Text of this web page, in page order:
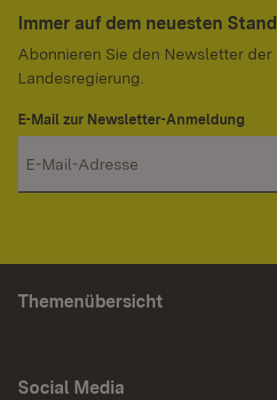
Immer auf dem neuesten Stand
Abonnieren Sie den Newsletter der
Landesregierung.
E-Mail zur Newsletter-Anmeldung
Themenübersicht
Social Media